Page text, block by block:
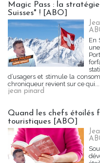
Magic Pass : la
Suisses" ! [ABO]
En
d’usagers et stimule la
chroniqueur revient sur ce qui...
jean pinard
Quand les chefs étoilés
touristiques [ABO]